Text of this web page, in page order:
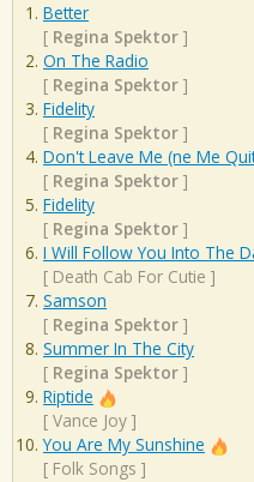
Better
[ Regina Spektor ]
On The Radio
[ Regina Spektor ]
Fidelity
[ Regina Spektor ]
Don't Leave Me (ne Me
[ Regina Spektor ]
Fidelity
[ Regina Spektor ]
I Will Follow You Into The
[ Death Cab For Cutie ]
Samson
[ Regina Spektor ]
Summer In The City
[ Regina Spektor ]
Riptide
[ Vance Joy ]
You Are My Sunshine
[ Folk Songs ]